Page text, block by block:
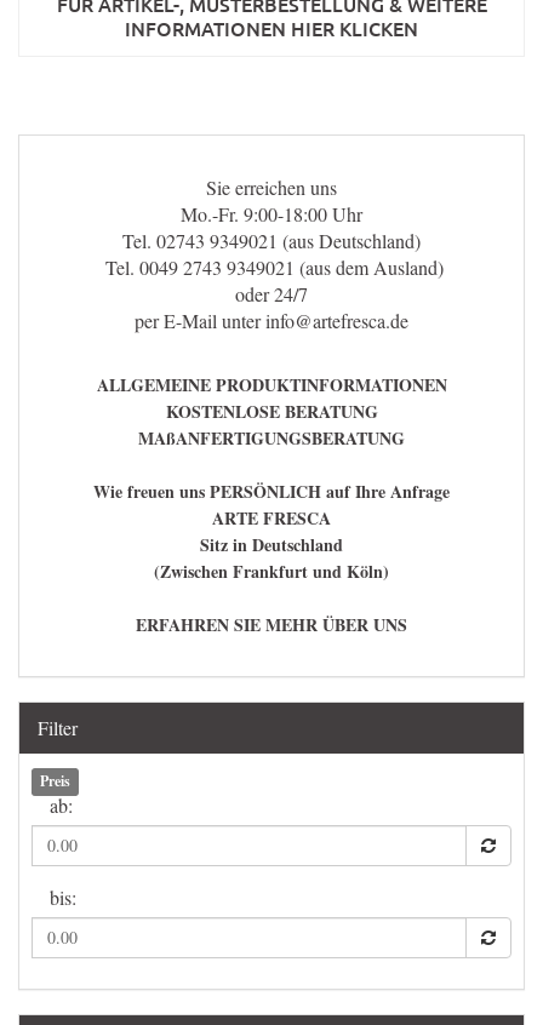
INFORMATIONEN HIER KLICKEN
Sie erreichen uns
Mo.-Fr. 9:00-18:00 Uhr
Tel. 02743 9349021 (aus Deutschland)
Tel. 0049 2743 9349021 (aus dem Ausland)
oder 24/7
per E-Mail unter info@artefresca.de
ALLGEMEINE PRODUKTINFORMATIONEN
KOSTENLOSE BERATUNG
MAßANFERTIGUNGSBERATUNG
Wie freuen uns PERSÖNLICH auf Ihre Anfrage
ARTE FRESCA
Sitz in Deutschland
(Zwischen Frankfurt und Köln)
ERFAHREN SIE MEHR ÜBER UNS
Filter
Preis
ab:
bis: